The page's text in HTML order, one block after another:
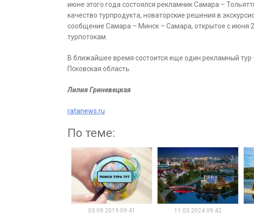
июне этого года состоялся рекламник Самара –
качество турпродукта, новаторские решения в
сообщение Самара – Минск – Самара, открытое с июня
турпотокам.
В ближайшее время состоится еще один рекламный тур
Псковская область.
Лилия Гриневецкая
ratanews.ru
По теме:
03.09.2019 09:41
11.03.2024 09:42